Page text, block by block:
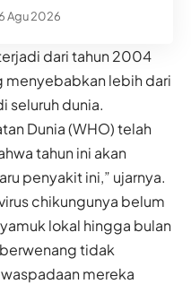
Agu 2026
dari tahun 2004
lebih dari
dunia.
Dunia (WHO) telah
tahun ini akan
penyakit ini,” ujarnya.
chikungunya belum
lokal hingga bulan
tidak
mereka